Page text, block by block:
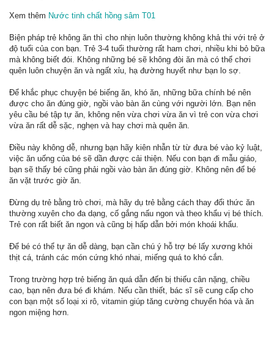
Xem thêm Nước tinh chất hồng sâm T01
Biện pháp trẻ không ăn thì cho nhịn luôn thường không khả thi với trẻ ở
độ tuổi của con bạn. Trẻ 3-4 tuổi thường rất ham chơi, nhiều khi bỏ bữa
mà không biết đói. Không những bé sẽ không đòi ăn mà có thể chơi
quên luôn chuyện ăn và ngất xỉu, hạ đường huyết như bạn lo sợ.
Để khắc phục chuyện bé biếng ăn, khó ăn, những bữa chính bé nên
được cho ăn đúng giờ, ngồi vào bàn ăn cùng với người lớn. Bạn nên
yêu cầu bé tập tự ăn, không nên vừa chơi vừa ăn vì trẻ con vừa chơi
vừa ăn rất dễ sặc, nghẹn và hay chơi mà quên ăn.
Điều này không dễ, nhưng bạn hãy kiên nhẫn từ từ đưa bé vào kỷ luật,
việc ăn uống của bé sẽ dần được cải thiện. Nếu con bạn đi mẫu giáo,
bạn sẽ thấy bé cũng phải ngồi vào bàn ăn đúng giờ. Không nên để bé
ăn vặt trước giờ ăn.
Đừng dụ trẻ bằng trò chơi, mà hãy dụ trẻ bằng cách thay đổi thức ăn
thường xuyên cho đa dạng, cố gắng nấu ngon và theo khẩu vị bé thích.
Trẻ con rất biết ăn ngon và cũng bị hấp dẫn bởi món khoái khẩu.
Để bé có thể tự ăn dễ dàng, bạn cần chú ý hỗ trợ bé lấy xương khỏi
thịt cá, tránh các món cứng khó nhai, miếng quá to khó cắn.
Trong trường hợp trẻ biếng ăn quá dẫn đến bị thiếu cân nặng, chiều
cao, bạn nên đưa bé đi khám. Nếu cần thiết, bác sĩ sẽ cung cấp cho
con bạn một số loại xi rô, vitamin giúp tăng cường chuyển hóa và ăn
ngon miệng hơn.